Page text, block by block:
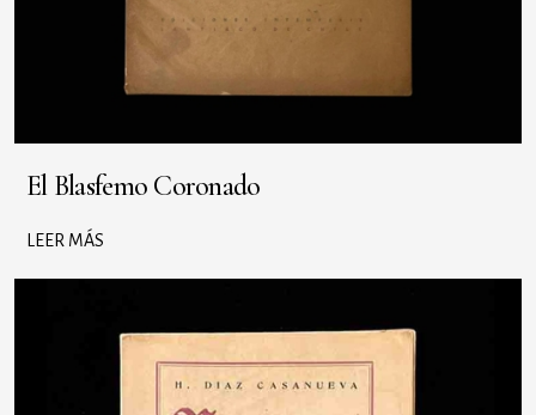
El Blasfemo Coronado
LEER MÁS